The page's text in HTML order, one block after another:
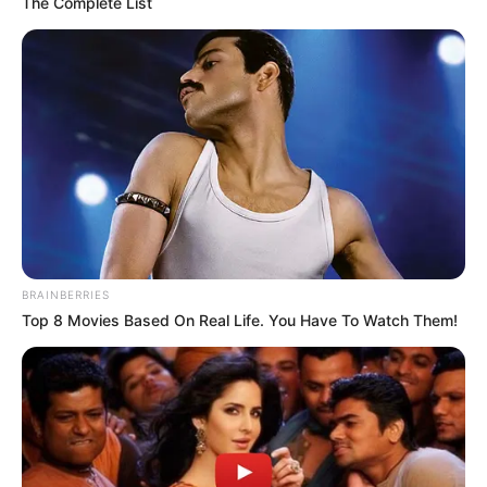
Das Wissen, das die Bauern schon seit Jahrtausenden
bei der Tier- und Pflanzenzucht anwenden, hatte
Charles Darwin 1858 der universitären Welt gelehrt. Die
mussten die Abstammungslehre ja endlich auch mal
lernen.
weitere Kalauer
Quermania folgen: Impressum & Kontakt
Smartphone Startseite
Suchen:
BRAINBERRIES
Top 8 Movies Based On Real Life. You Have To Watch Them!